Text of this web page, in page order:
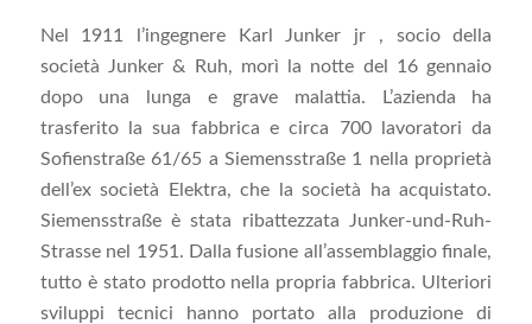
Nel 1911 l’ingegnere Karl Junker jr , socio della
società Junker & Ruh, morì la notte del 16 gennaio
dopo una lunga e grave malattia. L’azienda ha
trasferito la sua fabbrica e circa 700 lavoratori da
Sofienstraße 61/65 a Siemensstraße 1 nella proprietà
dell’ex società Elektra, che la società ha acquistato.
Siemensstraße è stata ribattezzata Junker-und-Ruh-
Strasse nel 1951. Dalla fusione all’assemblaggio finale,
tutto è stato prodotto nella propria fabbrica. Ulteriori
sviluppi tecnici hanno portato alla produzione di